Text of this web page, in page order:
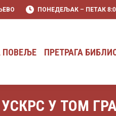
ПОНЕДЕЉАК – ПЕТАК
ПОВЕЉЕ ПРЕТРАГА
У ТОМ